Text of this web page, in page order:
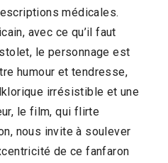
médicales.
avec ce qu’il faut
le personnage est
humour et tendresse,
irrésistible et une
le film, qui flirte
nous invite à soulever
de ce fanfaron